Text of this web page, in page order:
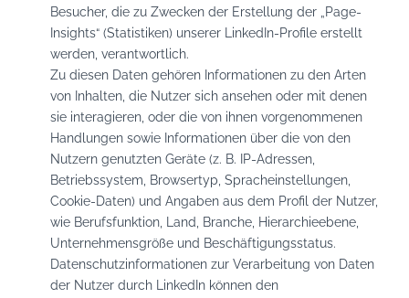
Besucher, die zu Zwecken der Erstellung der „Page-
Insights“ (Statistiken) unserer LinkedIn-Profile erstellt
werden, verantwortlich.
Zu diesen Daten gehören Informationen zu den Arten
von Inhalten, die Nutzer sich ansehen oder mit denen
sie interagieren, oder die von ihnen vorgenommenen
Handlungen sowie Informationen über die von den
Nutzern genutzten Geräte (z. B. IP-Adressen,
Betriebssystem, Browsertyp, Spracheinstellungen,
Cookie-Daten) und Angaben aus dem Profil der Nutzer,
wie Berufsfunktion, Land, Branche, Hierarchieebene,
Unternehmensgröße und Beschäftigungsstatus.
Datenschutzinformationen zur Verarbeitung von Daten
der Nutzer durch LinkedIn können den